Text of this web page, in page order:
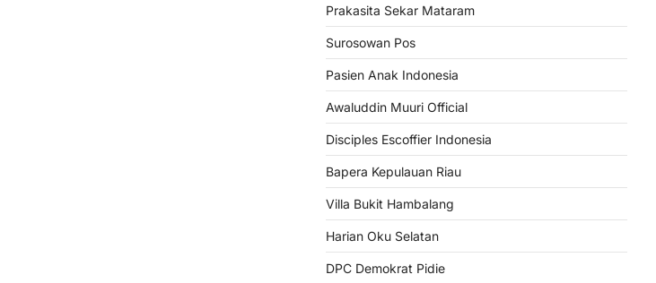
Prakasita Sekar Mataram
Surosowan Pos
Pasien Anak Indonesia
Awaluddin Muuri Official
Disciples Escoffier Indonesia
Bapera Kepulauan Riau
Villa Bukit Hambalang
Harian Oku Selatan
DPC Demokrat Pidie